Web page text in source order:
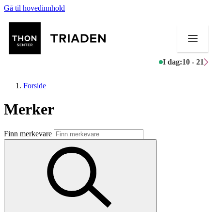
Gå til hovedinnhold
I dag:10 - 21
Butikker
Mat og drikke
Aktiviteter
Forside
Merker
Finn merkevare